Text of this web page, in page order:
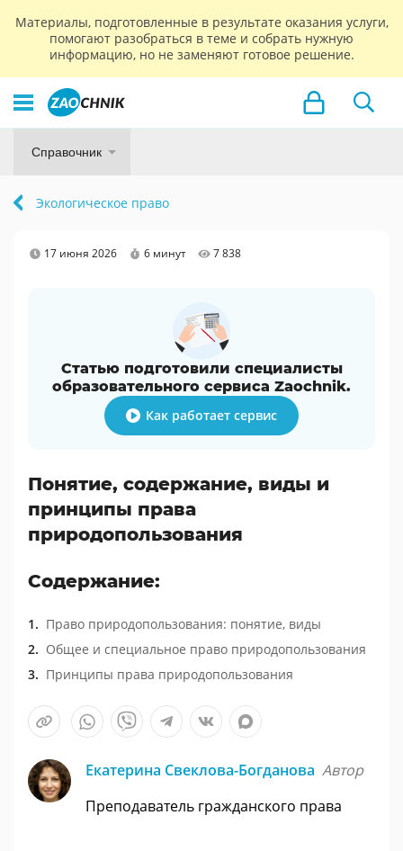
Материалы, подготовленные в результате оказания услуги,
помогают разобраться в теме и собрать нужную
информацию, но не заменяют готовое решение.
Справочник
Экологическое право
17 июня 2026 6 минут 7 838
Статью подготовили специалисты
образовательного сервиса Zaochnik.
Как работает сервис
Понятие, содержание, виды и
принципы права
природопользования
Содержание:
Право природопользования: понятие, виды
Общее и специальное право природопользования
Принципы права природопользования
Екатерина Свеклова-Богданова Автор
Преподаватель гражданского права